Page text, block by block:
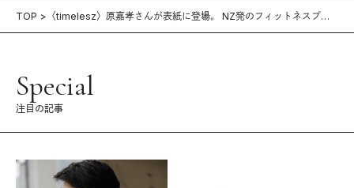
TOP
〈timelesz〉原嘉孝さんが表紙に登場。 NZ発のフィットネスプロ
Special
注目の記事